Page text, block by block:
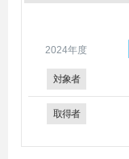
2024年度
対象者
取得者